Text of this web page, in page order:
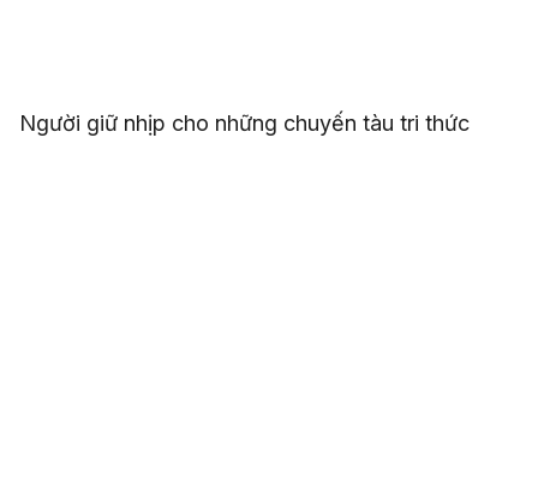
Người giữ nhịp cho những chuyến tàu tri thức